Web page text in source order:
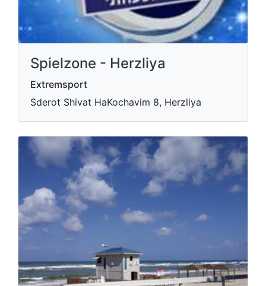
Spielzone - Herzliya
Extremsport
Sderot Shivat HaKochavim 8, Herzliya